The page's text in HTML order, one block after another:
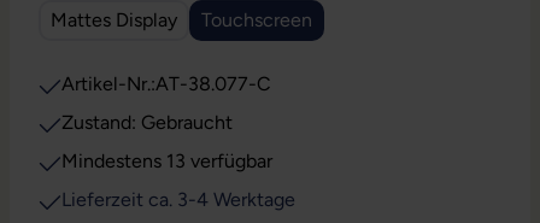
Mattes Display Touchscreen
Artikel-Nr.:AT-38.077-C
Zustand: Gebraucht
Mindestens 13 verfügbar
Lieferzeit ca. 3-4 Werktage